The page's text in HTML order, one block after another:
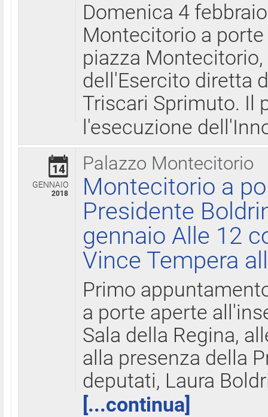
Domenica 4
Montecitorio a
piazza
dell'Esercito diretta
Triscari Sprimuto. Il
l'esecuzione
Palazzo Montecitorio
14
GENNAIO
2018
Montecitorio a
Presidente
gennaio Alle 12
Vince Tempera
Primo
a porte aperte
Sala della Regina,
alla presenza della
deputati, Laura
[...continua]